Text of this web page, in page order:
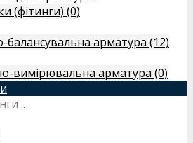
(фітинги) (0)
арматура (12)
вимірювальна арматура (0)
..